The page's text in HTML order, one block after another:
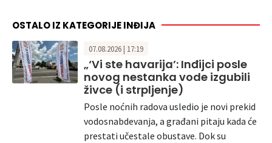
OSTALO IZ KATEGORIJE INĐIJA
07.08.2026 | 17:19
„‘Vi ste havarija’: Inđijci posle
novog nestanka vode izgubili
živce (i strpljenje)
Posle noćnih radova usledio je novi prekid
vodosnabdevanja, a građani pitaju kada će
prestati učestale obustave. Dok su